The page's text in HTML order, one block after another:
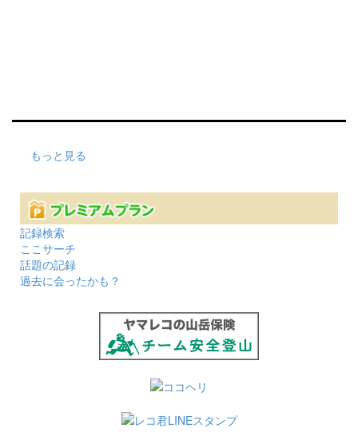
もっと見る
記録検索
ここサーチ
話題の記録
過去に会ったかも？